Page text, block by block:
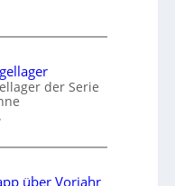
der Serie
über Vorjahr